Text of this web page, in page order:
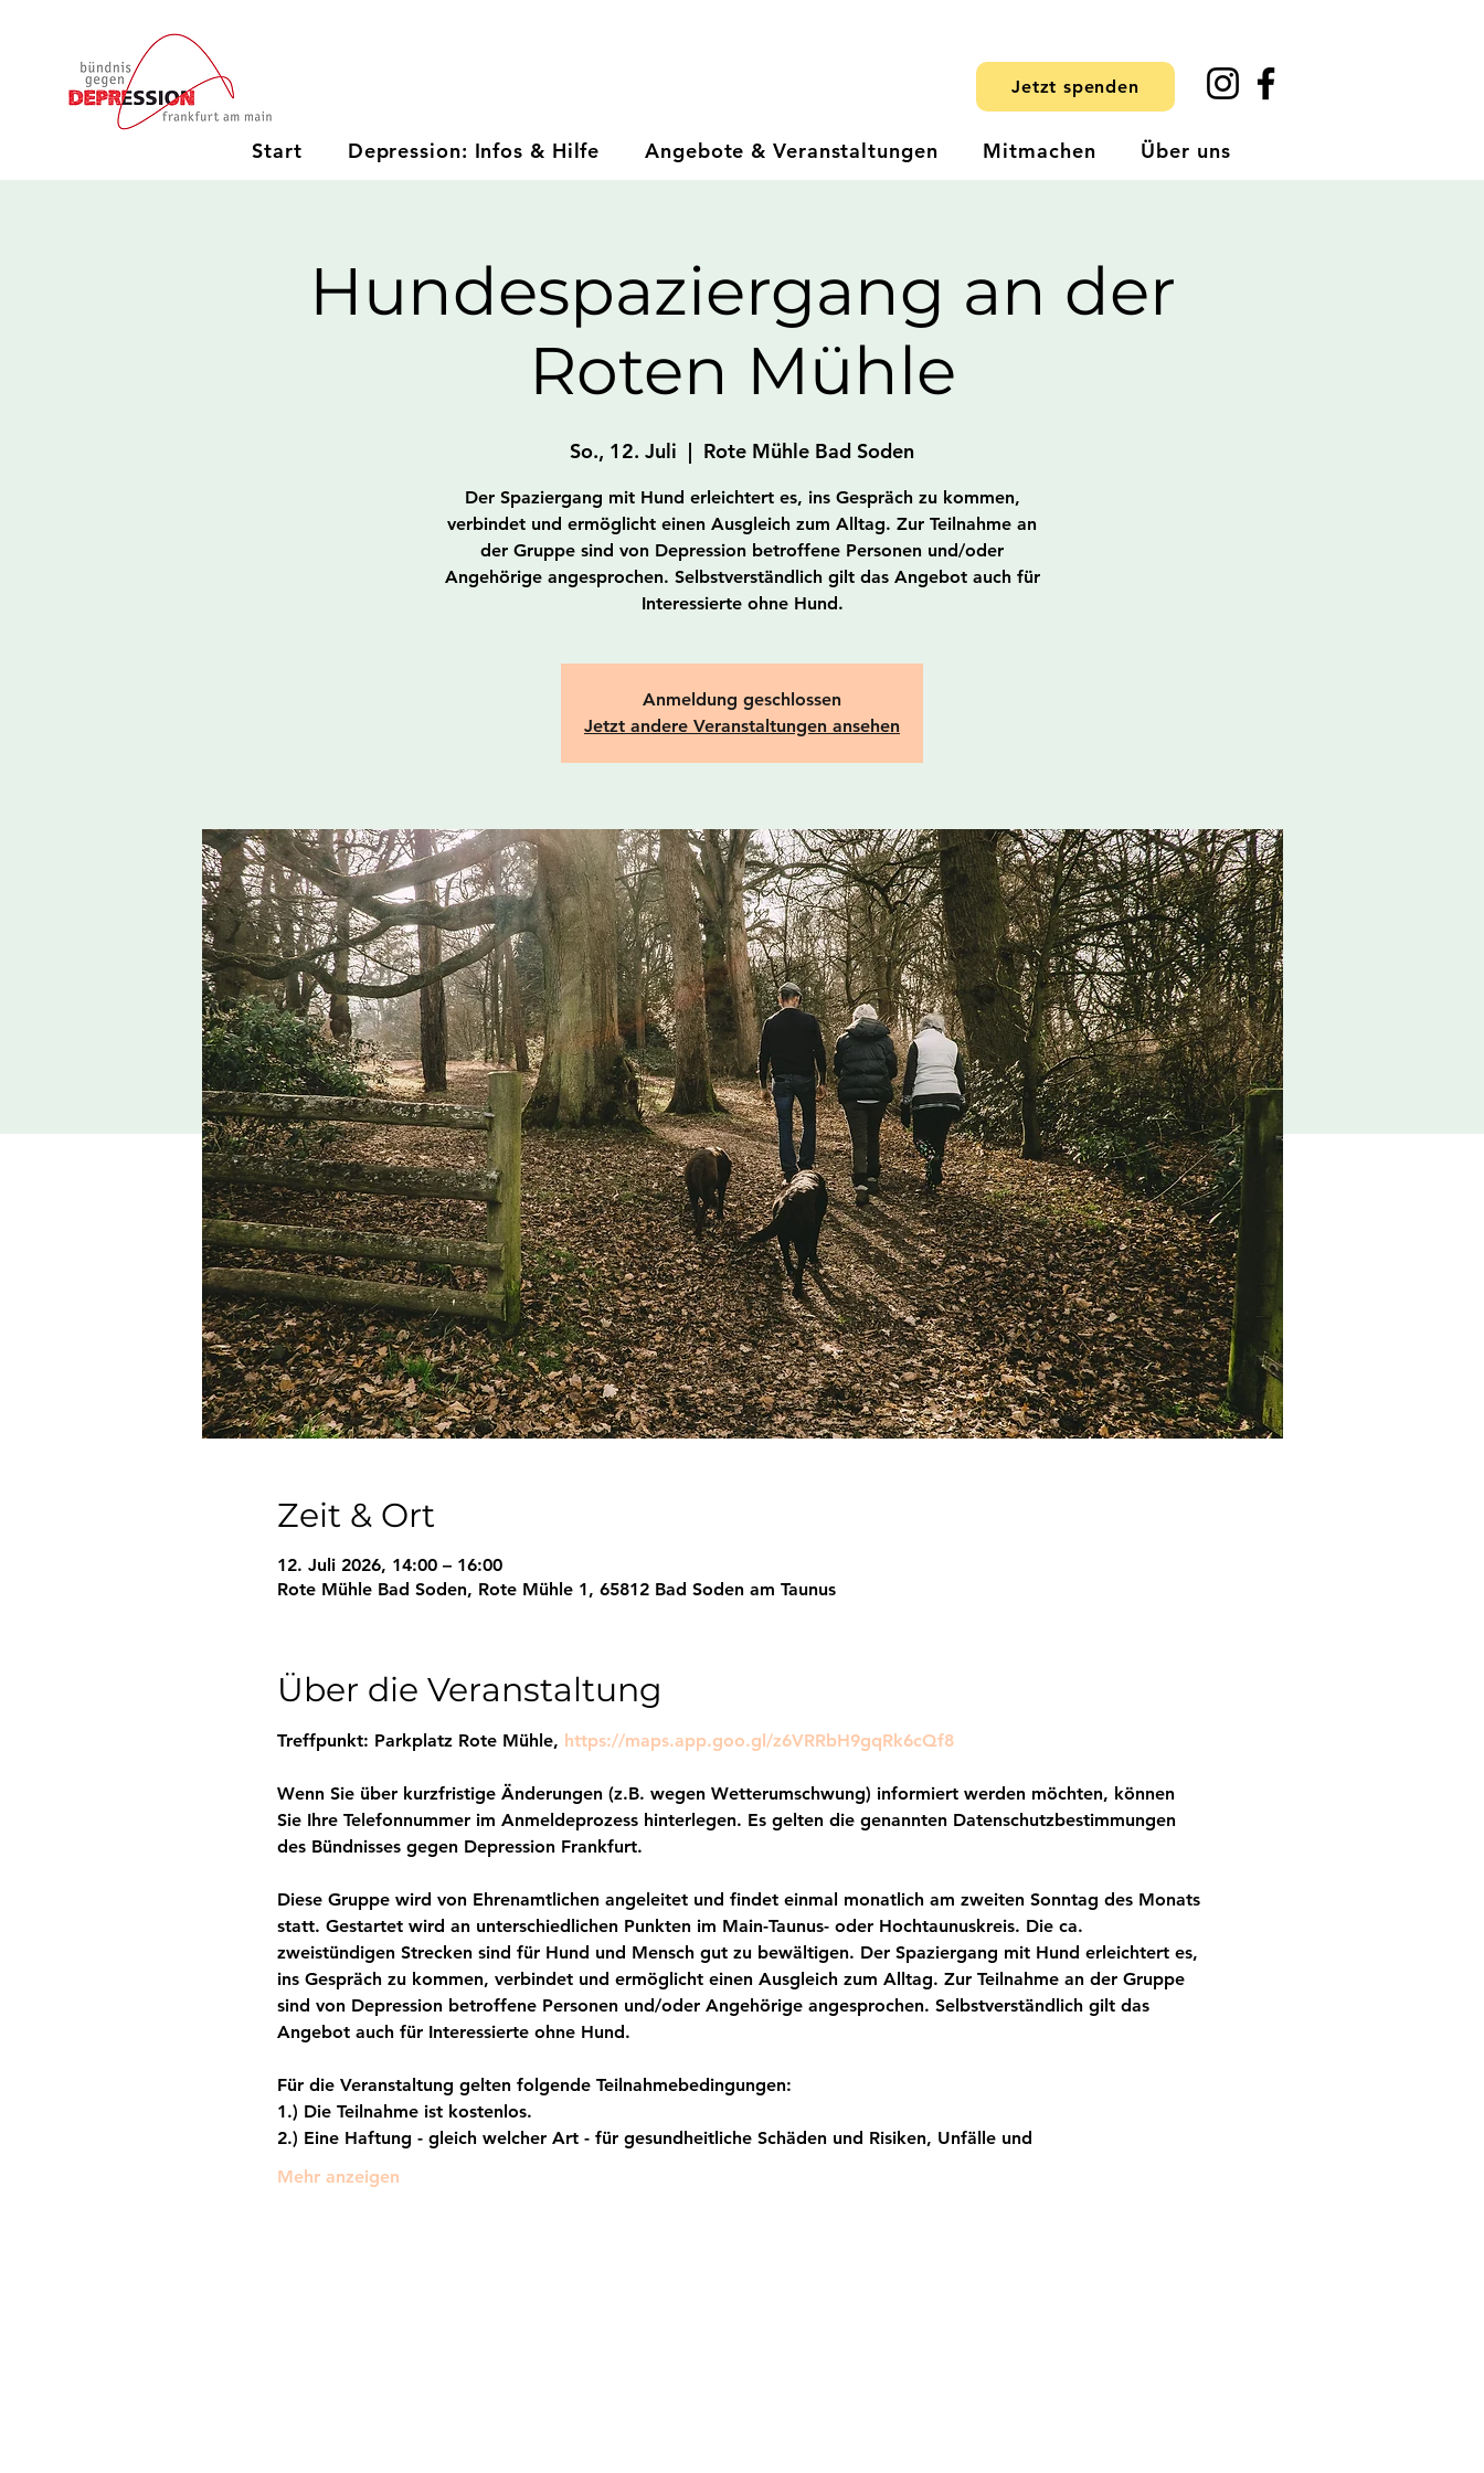
Jetzt spenden
Start Depression: Infos & Hilfe Angebote & Veranstaltungen Mitmachen Über uns
Hundespaziergang an der
Roten Mühle
So., 12. Juli
  |
Rote Mühle Bad Soden
Der Spaziergang mit Hund erleichtert es, ins Gespräch zu kommen,
verbindet und ermöglicht einen Ausgleich zum Alltag. Zur Teilnahme an
der Gruppe sind von Depression betroffene Personen und/oder
Angehörige angesprochen. Selbstverständlich gilt das Angebot auch für
Interessierte ohne Hund.
Anmeldung geschlossen
Jetzt andere Veranstaltungen ansehen
Zeit & Ort
12. Juli 2026, 14:00 – 16:00
Rote Mühle Bad Soden, Rote Mühle 1, 65812 Bad Soden am Taunus
Über die Veranstaltung
Treffpunkt: Parkplatz Rote Mühle, https://maps.app.goo.gl/z6VRRbH9gqRk6cQf8
Wenn Sie über kurzfristige Änderungen (z.B. wegen Wetterumschwung) informiert werden möchten, können
Sie Ihre Telefonnummer im Anmeldeprozess hinterlegen. Es gelten die genannten Datenschutzbestimmungen
des Bündnisses gegen Depression Frankfurt.
Diese Gruppe wird von Ehrenamtlichen angeleitet und findet einmal monatlich am zweiten Sonntag des Monats
statt. Gestartet wird an unterschiedlichen Punkten im Main-Taunus- oder Hochtaunuskreis. Die ca.
zweistündigen Strecken sind für Hund und Mensch gut zu bewältigen. Der Spaziergang mit Hund erleichtert es,
ins Gespräch zu kommen, verbindet und ermöglicht einen Ausgleich zum Alltag. Zur Teilnahme an der Gruppe
sind von Depression betroffene Personen und/oder Angehörige angesprochen. Selbstverständlich gilt das
Angebot auch für Interessierte ohne Hund.
Für die Veranstaltung gelten folgende Teilnahmebedingungen:
1.) Die Teilnahme ist kostenlos.
2.) Eine Haftung - gleich welcher Art - für gesundheitliche Schäden und Risiken, Unfälle und
Mehr anzeigen